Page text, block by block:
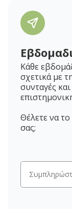
Κάθε
σχετικά με
συνταγές
Θέλετε να
σας;